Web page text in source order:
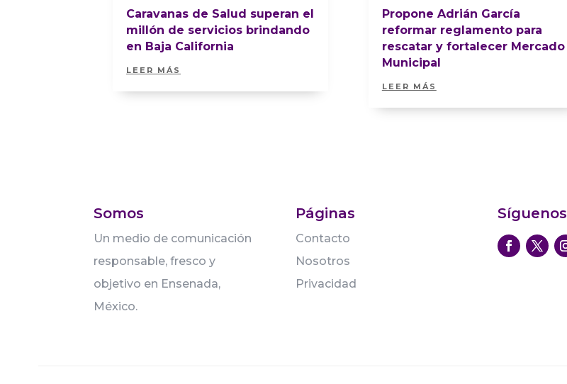
Caravanas de Salud superan el
millón de servicios brindando
en Baja California
LEER MÁS
Propone Adrián García
reformar reglamento para
rescatar y fortalecer Mercado
Municipal
LEER MÁS
Somos
Un medio de comunicación
responsable, fresco y
objetivo en Ensenada,
México.
Páginas
Contacto
Nosotros
Privacidad
Síguenos